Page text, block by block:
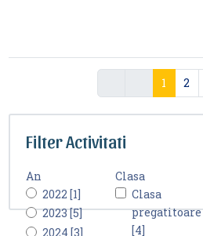
1 2
Filter Activitati
An
2022 [1]
2023 [5]
2024 [3]
Clasa
Clasa
pregatitoare
[4]